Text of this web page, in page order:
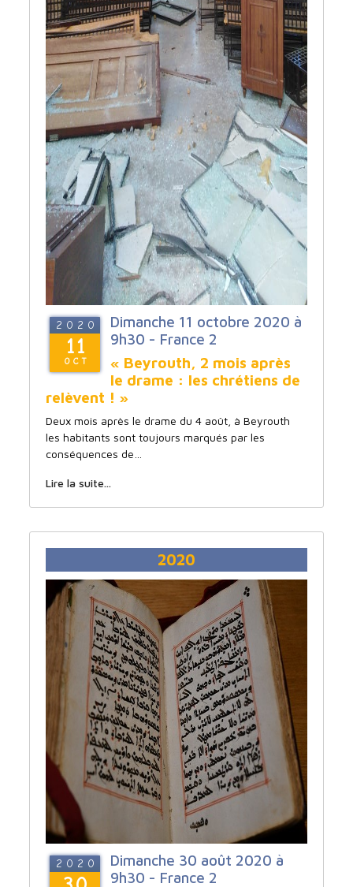
2020
11
OCT
Dimanche 11 octobre 2020 à
9h30 - France 2
« Beyrouth, 2 mois après
le drame : les chrétiens de
relèvent ! »
Deux mois après le drame du 4 août, à Beyrouth
les habitants sont toujours marqués par les
conséquences de…
Lire la suite...
2020
2020
Dimanche 30 août 2020 à
9h30 - France 2